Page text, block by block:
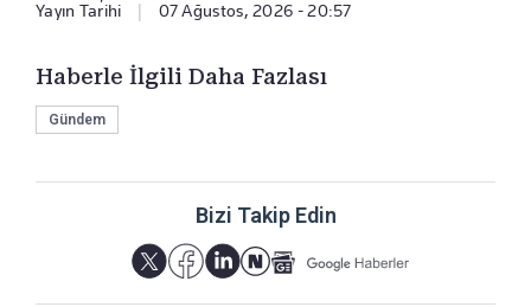
Yayın Tarihi 07 Ağustos, 2026 - 20:57
Haberle İlgili Daha Fazlası
Gündem
Bizi Takip Edin